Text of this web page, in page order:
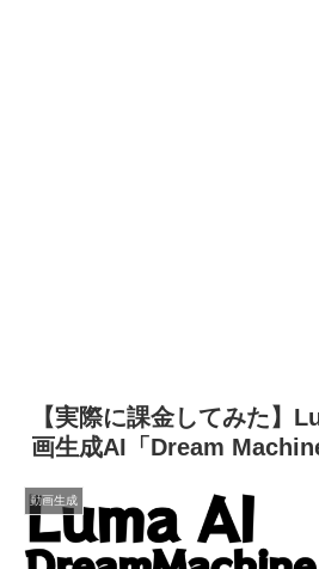
【実際に課金してみた】
画生成AI「Dream
動画生成